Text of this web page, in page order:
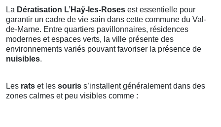
La Dératisation L’Haÿ-les-Roses est essentielle pour
garantir un cadre de vie sain dans cette commune du Val-
de-Marne. Entre quartiers pavillonnaires, résidences
modernes et espaces verts, la ville présente des
environnements variés pouvant favoriser la présence de
nuisibles.
Les rats et les souris s’installent généralement dans des
zones calmes et peu visibles comme :